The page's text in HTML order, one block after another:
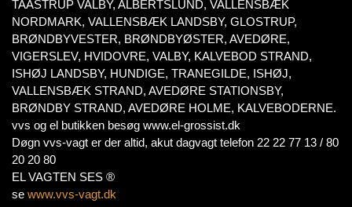
TAASTRUP VALBY, ALBERTSLUND, VALLENSBÆK
NORDMARK, VALLENSBÆK LANDSBY, GLOSTRUP,
BRØNDBYVESTER, BRØNDBYØSTER, AVEDØRE,
VIGERSLEV, HVIDOVRE, VALBY, KALVEBOD STRAND,
ISHØJ LANDSBY, HUNDIGE, TRANEGILDE, ISHØJ,
VALLENSBÆK STRAND, AVEDØRE STATIONSBY,
BRØNDBY STRAND, AVEDØRE HOLME, KALVEBODERNE.
vvs og el butikken besøg www.el-grossist.dk
Døgn vvs-vagt er der altid, akut dagvagt telefon 22 22 77 13 / 80
20 20 80
EL VAGTEN SES ®
se www.vvs-vagt.dk